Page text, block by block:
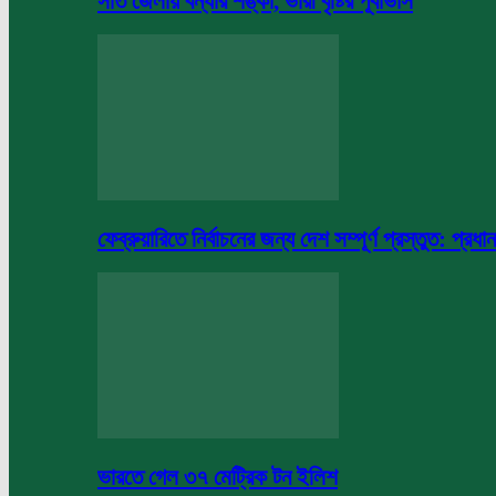
ফেব্রুয়ারিতে নির্বাচনের জন্য দেশ সম্পূর্ণ প্রস্তুত: প্রধান
ভারতে গেল ৩৭ মেট্রিক টন ইলিশ